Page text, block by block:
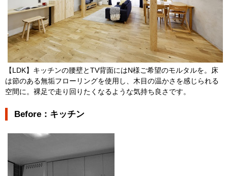
【LDK】キッチンの腰壁とTV背面にはN様ご希望のモルタルを。床
は節のある無垢フローリングを使用し、木目の温かさを感じられる
空間に。裸足で走り回りたくなるような気持ち良さです。
Before：キッチン